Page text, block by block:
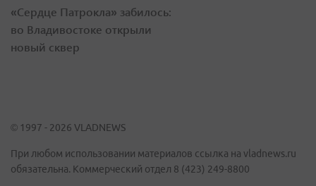
«Сердце Патрокла» забилось:
во Владивостоке открыли
новый сквер
© 1997 - 2026 VLADNEWS
При любом использовании материалов ссылка на vladnews.ru
обязательна. Коммерческий отдел 8 (423) 249-8800